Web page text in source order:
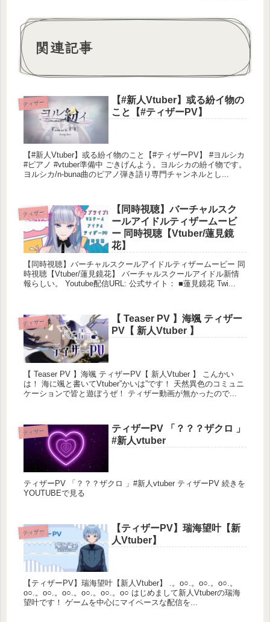
関連記事
ティザー
【#新人Vtuber】或る紛イ物の
こと【#ティザーPV】
【#新人Vtuber】或る紛イ物のこと【#ティザーPV】 #ヨルシカ
#ピアノ #vtuber準備中 ごきげんよう。ヨルシカの紛イ物です。
ヨルシカ/n-buna曲のピアノ弾き語り専門チャンネルとし...
ティザー
【同時視聴】バーチャルスク
ールアイドルティザームービ
ー 同時視聴【Vtuber/蓮見鏡
花】
【同時視聴】バーチャルスクールアイドルティザームービー 同
時視聴【Vtuber/蓮見鏡花】 バーチャルスクールアイドル新情
報らしい。 Youtube配信URL: 公式サイト： ■蓮見鏡花 Twi...
ティザー
【 Teaser PV 】海颯 ティザー
PV【 新人Vtuber 】
【 Teaser PV 】海颯 ティザーPV【 新人Vtuber 】 こんかい
は！ 海に颯と書いてVtuber”かいは”です！ 天然異色のコミュニ
ケーションで皆と遊ぼうぜ！ ティザー動画が無かったので...
ティザー
ティザーPV 「？？？ザクロ 」
#新人vtuber
ティザーPV 「？？？ザクロ 」#新人vtuber ティザーPV 続きを
YOUTUBEで見る
ティザー
【ティザーPV】瑞海望叶【新
人Vtuber】
【ティザーPV】瑞海望叶【新人Vtuber】 .。o○.。o○.。o○.。
o○.。o○.。o○.。o○.。o○.。o○ はじめまして新人Vtuberの瑞海
望叶です！ ゲームを中心にマイペースな配信を...